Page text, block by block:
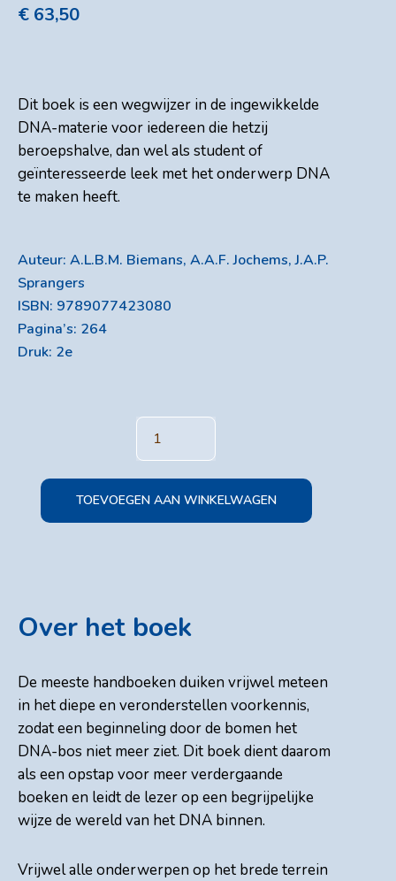
€ 63,50
Dit boek is een wegwijzer in de ingewikkelde
DNA-materie voor iedereen die hetzij
beroepshalve, dan wel als student of
geïnteresseerde leek met het onderwerp DNA
te maken heeft.
Auteur: A.L.B.M. Biemans, A.A.F. Jochems, J.A.P.
Sprangers
ISBN: 9789077423080
Pagina’s: 264
Druk: 2e
Laboratoriumboeken
TOEVOEGEN AAN WINKELWAGEN
Over het boek
De meeste handboeken duiken vrijwel meteen
in het diepe en veronderstellen voorkennis,
zodat een beginneling door de bomen het
DNA-bos niet meer ziet. Dit boek dient daarom
als een opstap voor meer verdergaande
boeken en leidt de lezer op een begrijpelijke
wijze de wereld van het DNA binnen.
Vrijwel alle onderwerpen op het brede terrein